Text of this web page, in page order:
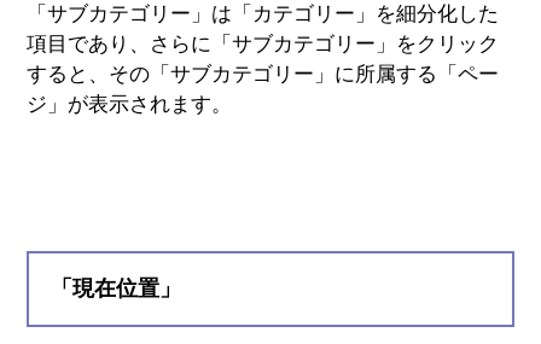
「サブカテゴリー」は「カテゴリー」を細分化した
項目であり、さらに「サブカテゴリー」をクリック
すると、その「サブカテゴリー」に所属する「ペー
ジ」が表示されます。
「現在位置」